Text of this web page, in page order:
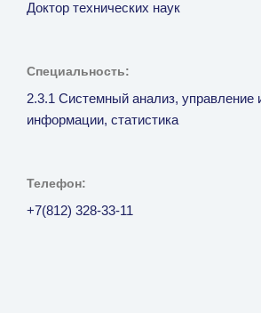
Доктор технических наук
Специальность:
2.3.1 Системный анализ, управление
информации, статистика
Телефон:
+7(812) 328-33-11